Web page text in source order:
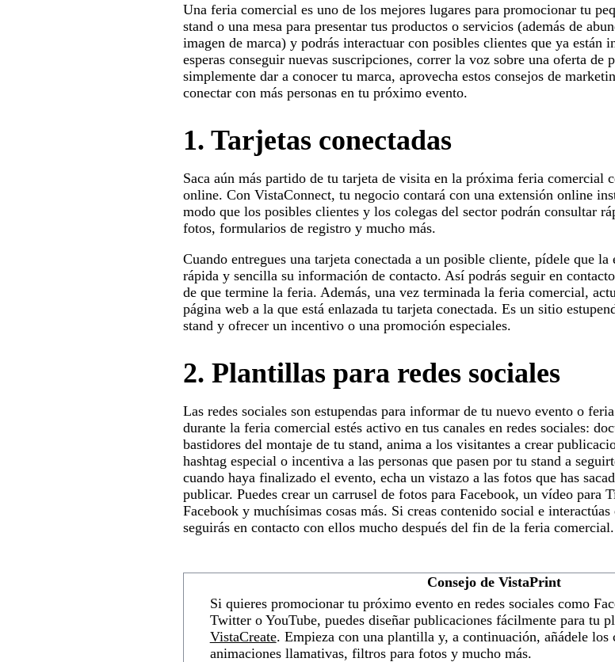
Una feria comercial es uno de los mejores lugares para promocionar tu
stand o una mesa para presentar tus productos o servicios (además de
imagen de marca) y podrás interactuar con posibles clientes que ya están
esperas conseguir nuevas suscripciones, correr la voz sobre una oferta de
simplemente dar a conocer tu marca, aprovecha estos consejos de
conectar con más personas en tu próximo evento.
1. Tarjetas conectadas
Saca aún más partido de tu tarjeta de visita en la próxima feria comercial
online. Con VistaConnect, tu negocio contará con una extensión online
modo que los posibles clientes y los colegas del sector podrán consultar
fotos, formularios de registro y mucho más.
Cuando entregues una tarjeta conectada a un posible cliente, pídele que la
rápida y sencilla su información de contacto. Así podrás seguir en
de que termine la feria. Además, una vez terminada la feria comercial,
página web a la que está enlazada tu tarjeta conectada. Es un sitio
stand y ofrecer un incentivo o una promoción especiales.
2.Plantillas para redes sociales
Las redes sociales son estupendas para informar de tu nuevo evento o
durante la feria comercial estés activo en tus canales en redes sociales:
bastidores del montaje de tu stand, anima a los visitantes a crear
hashtag especial o incentiva a las personas que pasen por tu stand a
cuando haya finalizado el evento, echa un vistazo a las fotos que has
publicar. Puedes crear un carrusel de fotos para Facebook, un vídeo para
Facebook y muchísimas cosas más. Si creas contenido social e interactúas
seguirás en contacto con ellos mucho después del fin de la feria comercial.
Consejo de VistaPrint
Si quieres promocionar tu próximo evento en redes sociales como
Twitter o YouTube, puedes diseñar publicaciones fácilmente para tu
VistaCreate. Empieza con una plantilla y, a continuación, añádele los
animaciones llamativas, filtros para fotos y mucho más.